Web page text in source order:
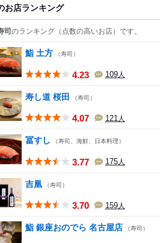
お店ランキング
司のランキング （点数の高いお店） です。
鮨 土方 （寿司）
4.23 109人
寿し道 桜田 （寿司）
4.07 121 人
冨すし （寿司、海鮮、日本料理）
3.77 175人
吉凰 （寿司）
3.70 159人
鮨 銀座おのでら 名古屋店 （寿司）